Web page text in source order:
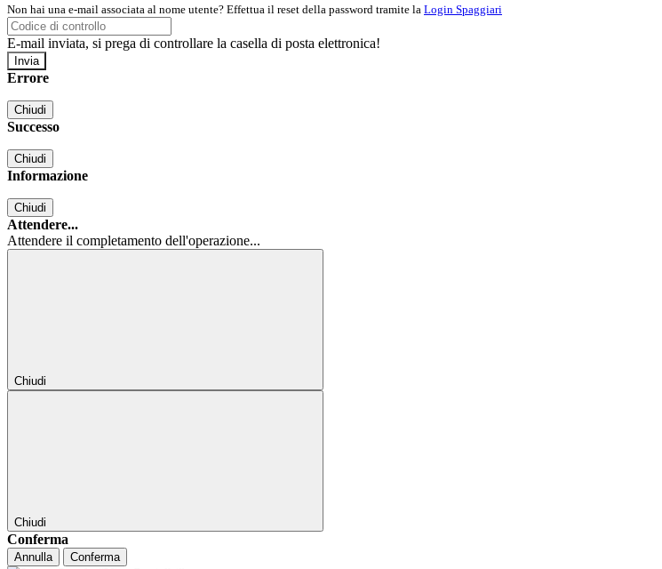
Non hai una e-mail associata al nome utente? Effettua il reset della password tramite la Login Spaggiari
E-mail inviata, si prega di controllare la casella di posta elettronica!
Errore
Chiudi
Successo
Chiudi
Informazione
Chiudi
Attendere...
Attendere il completamento dell'operazione...
Chiudi
Chiudi
Conferma
Annulla Conferma